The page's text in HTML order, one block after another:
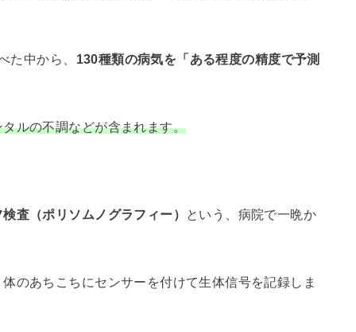
た中から、 130種類の病気を「ある程度の精度で予測
ルの不調などが含まれます。
査（ポリソムノグラフィー） という、病院で一晩か
のあちこちにセンサーを付けて生体信号を記録しま